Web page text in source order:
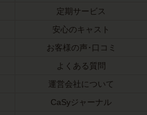
定期サービス
安心のキャスト
お客様の声･口コミ
よくある質問
運営会社について
CaSyジャーナル